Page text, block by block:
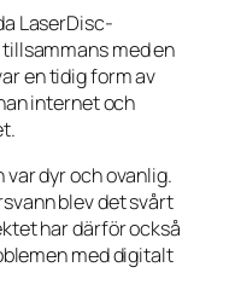
LaserDisc-
med en
en tidig form av
internet och
dyr och ovanlig.
blev det svårt
har därför också
med digitalt